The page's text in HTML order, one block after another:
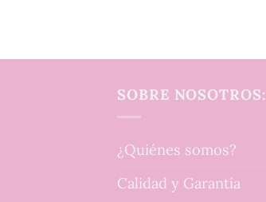
SOBRE NOSOTROS:
¿Quiénes somos?
Calidad y Garantía